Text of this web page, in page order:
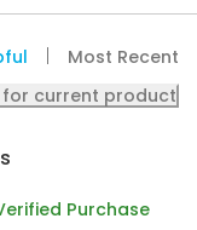
Most Recent
for current product
Purchase